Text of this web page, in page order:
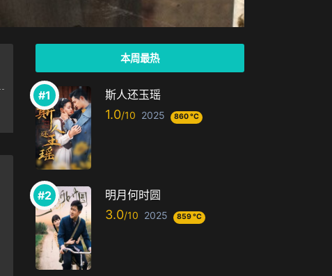
本周最热
斯人还玉瑶
1.0 2025 860 °C
明月何时圆
3.0 2025 859 °C